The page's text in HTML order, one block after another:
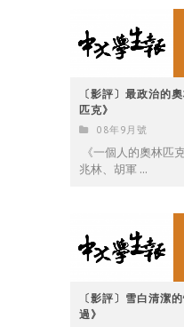
〔影評〕最政治的
匹克》
08年9月號
《一個人的奧林匹
兆林、胡軍 ...
〔影評〕雪白清潔
過》